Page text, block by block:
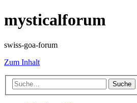
mysticalforum
swiss-goa-forum
Zum Inhalt
Suche